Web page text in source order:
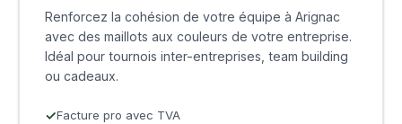
Renforcez la cohésion de votre équipe à Arignac
avec des maillots aux couleurs de votre entreprise.
Idéal pour tournois inter-entreprises, team building
ou cadeaux.
Facture pro avec TVA